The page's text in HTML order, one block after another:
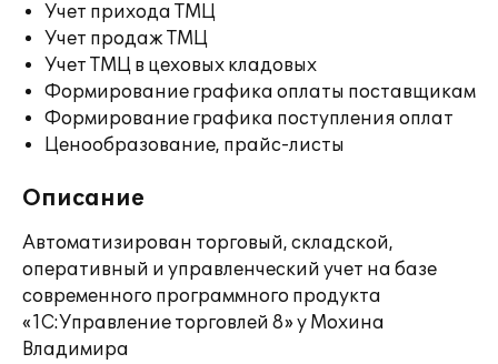
Учет прихода ТМЦ
Учет продаж ТМЦ
Учет ТМЦ в цеховых кладовых
Формирование графика оплаты поставщикам
Формирование графика поступления оплат
Ценообразование, прайс-листы
Описание
Автоматизирован торговый, складской,
оперативный и управленческий учет на базе
современного программного продукта
«1С:Управление торговлей 8» у Мохина
Владимира